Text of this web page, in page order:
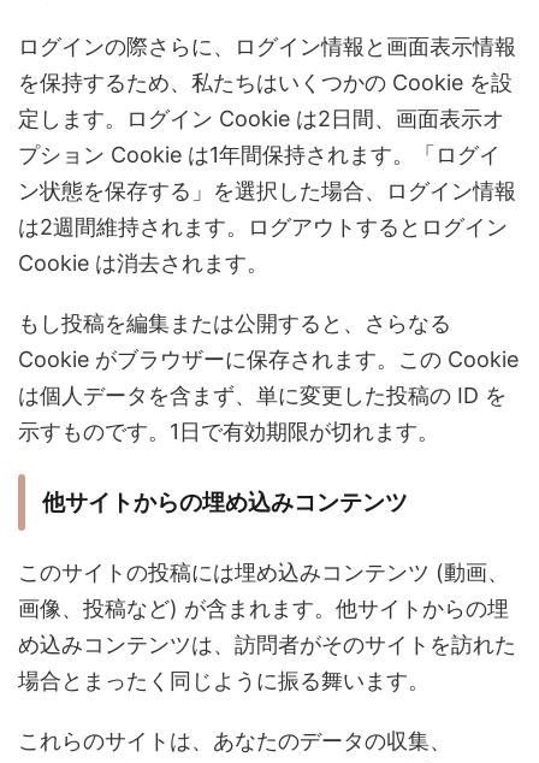
ログインの際さらに、ログイン情報と画面表示情報
を保持するため、私たちはいくつかの Cookie を設
定します。ログイン Cookie は2日間、画面表示オ
プション Cookie は1年間保持されます。「ログイ
ン状態を保存する」を選択した場合、ログイン情報
は2週間維持されます。ログアウトするとログイン
Cookie は消去されます。
もし投稿を編集または公開すると、さらなる
Cookie がブラウザーに保存されます。この Cookie
は個人データを含まず、単に変更した投稿の ID を
示すものです。1日で有効期限が切れます。
他サイトからの埋め込みコンテンツ
このサイトの投稿には埋め込みコンテンツ (動画、
画像、投稿など) が含まれます。他サイトからの埋
め込みコンテンツは、訪問者がそのサイトを訪れた
場合とまったく同じように振る舞います。
これらのサイトは、あなたのデータの収集、